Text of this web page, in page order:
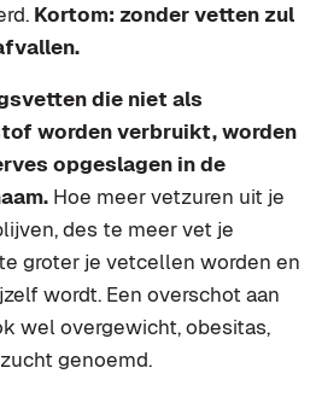
Kortom: zonder vetten zul
die niet als
worden verbruikt, worden
opgeslagen in de
Hoe meer vetzuren uit je
des te meer vet je
groter je vetcellen worden en
wordt. Een overschot aan
wel overgewicht, obesitas,
genoemd.